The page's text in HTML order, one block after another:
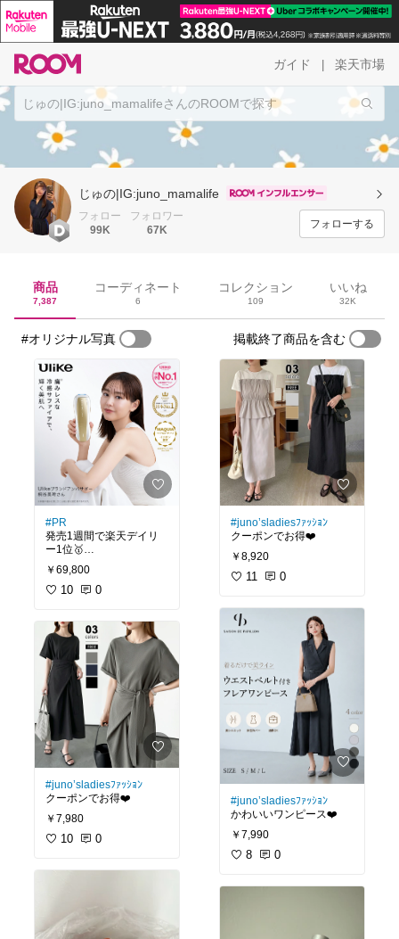
ガイド 楽天市場
じゅの|IG:juno_mamalife
フォロー
99K
フォロワー
67K
フォローする
商品
7,387
コーディネート
6
コレクション
109
いいね
32K
#オリジナル写真 掲載終了商品を含む
#PR
発売1週間で楽天デイリ
ー1位🥇
保冷剤やジェルが不要！
忙しい育児や家事の合間
でも使いやすい光美容器
みレス！
自動パワー調整できるの
が初心者でも安心で嬉し
い◎
VIOや旦那さんのヒゲに
も使えて家族シェアOK
（8歳未満不可）
サロンに通う時間も予約
のストレスもなく、
おうち完結でコスパもタ
イパも最強…！😳✨
クがおすすめ५✍🏻
いまならなんと！40％of
f！
限定クーポンは
らGETしてね𓂃𓈒𓏸
￥69,800
10 0
#juno’sladiesﾌｧｯｼｮﾝ
クーポンでお得❤️
￥7,980
10 0
#juno’sladiesﾌｧｯｼｮﾝ
クーポンでお得❤️
￥8,920
11 0
#juno’sladiesﾌｧｯｼｮﾝ
かわいいワンピース❤️
￥7,990
8 0